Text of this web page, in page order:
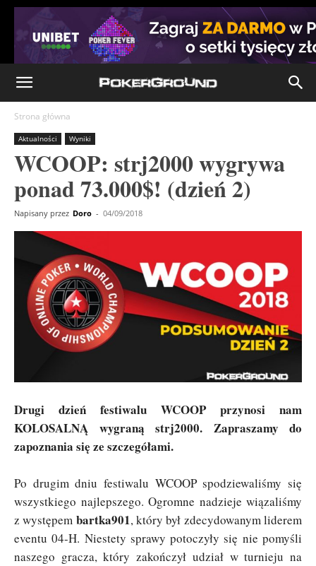
Strona główna
Aktualności Wyniki
WCOOP: strj2000 wygrywa
ponad 73.000$! (dzień 2)
Napisany przez Doro - 04/09/2018
Drugi dzień festiwalu WCOOP przynosi nam
KOLOSALNĄ wygraną strj2000. Zapraszamy do
zapoznania się ze szczegółami.
Po drugim dniu festiwalu WCOOP spodziewaliśmy się
wszystkiego najlepszego. Ogromne nadzieje wiązaliśmy
z występem bartka901, który był zdecydowanym liderem
eventu 04-H. Niestety sprawy potoczyły się nie pomyśli
naszego gracza, który zakończył udział w turnieju na